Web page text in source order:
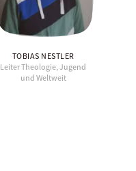
TOBIAS NESTLER
Leiter Theologie, Jugend
und Weltweit